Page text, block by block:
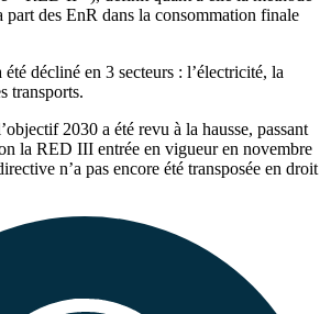
part des EnR dans la consommation finale
décliné en 3 secteurs : l’électricité, la
transports.
2030 a été revu à la hausse, passant
la RED III entrée en vigueur en novembre
n’a pas encore été transposée en droit